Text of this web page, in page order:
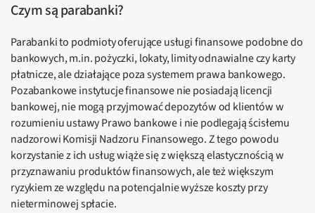
Czym są parabanki?
Parabanki to podmioty oferujące usługi finansowe podobne do
bankowych, m.in. pożyczki, lokaty, limity odnawialne czy karty
płatnicze, ale działające poza systemem prawa bankowego.
Pozabankowe instytucje finansowe nie posiadają licencji
bankowej, nie mogą przyjmować depozytów od klientów w
rozumieniu ustawy Prawo bankowe i nie podlegają ścisłemu
nadzorowi Komisji Nadzoru Finansowego. Z tego powodu
korzystanie z ich usług wiąże się z większą elastycznością w
przyznawaniu produktów finansowych, ale też większym
ryzykiem ze względu na potencjalnie wyższe koszty przy
nieterminowej spłacie.